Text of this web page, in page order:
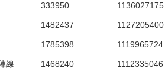
333950 1136027175
1482437 1127205400
1785398 1119965724
線 1468240 1112335046